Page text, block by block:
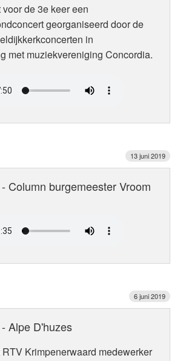
de 3e keer een
georganiseerd door de
in
met muziekvereniging Concordia.
13 juni 2019
Column burgemeester Vroom
6 juni 2019
Alpe D'huzes
RTV Krimpenerwaard medewerker